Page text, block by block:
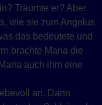
Träumte er? Aber
wie sie zum Angelus
das bedeutete und
brachte Maria die
auch ihm eine
an. Dann